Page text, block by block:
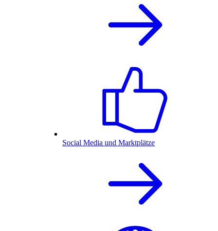
Social Media und Marktplätze